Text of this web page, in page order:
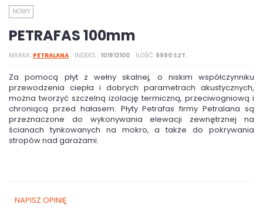
NOWY
PETRAFAS 100mm
MARKA PETRALANA INDEKS 101913100 ILOŚĆ 9990 SZT.
Za pomocą płyt z wełny skalnej, o niskim współczynniku
przewodzenia ciepła i dobrych parametrach akustycznych,
można tworzyć szczelną izolację termiczną, przeciwogniową i
chroniącą przed hałasem. Płyty Petrafas firmy Petralana są
przeznaczone do wykonywania elewacji zewnętrznej na
ścianach tynkowanych na mokro, a także do pokrywania
stropów nad garażami.
NAPISZ OPINIĘ